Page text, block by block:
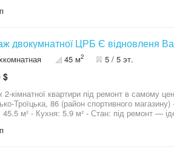
невисокий другий поверх,центральні
метрів, Зручний траспортний доступ до центру
район,тихий двір для погулянок з дітьми,є
для комфортного життя,з гарним транспортним
по домовленості. За додатковими питаннями
двокумнатної ЦРБ Є відновленя
45 м2 5 / 5 эт.
$
кімнатної квартири під ремонт в самому
86 (район спортивного магазину) - Поверх: 5/5 - Загальна
м² - Кухня: 5.9 м² - Стан: під ремонт —
садок, школа, аптеки, зупинка транспорту —